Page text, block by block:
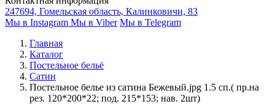
247694, Гомельская область, Калинковичи, 83
Мы в Instagram Мы в Viber Мы в Telegram
Главная
Каталог
Постельное бельё
Сатин
Постельное белье из сатина Бежевый.jpg 1.5 сп.( пр.на
рез. 120*200*22; под. 215*153; нав. 2шт)